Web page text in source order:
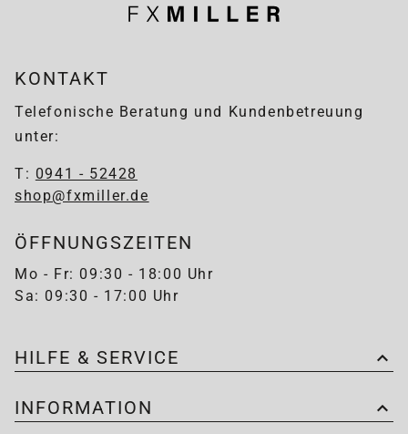
KONTAKT
Telefonische Beratung und Kundenbetreuung
unter:
T: 0941 - 52428
shop@fxmiller.de
ÖFFNUNGSZEITEN
Mo - Fr: 09:30 - 18:00 Uhr
Sa: 09:30 - 17:00 Uhr
HILFE & SERVICE
INFORMATION